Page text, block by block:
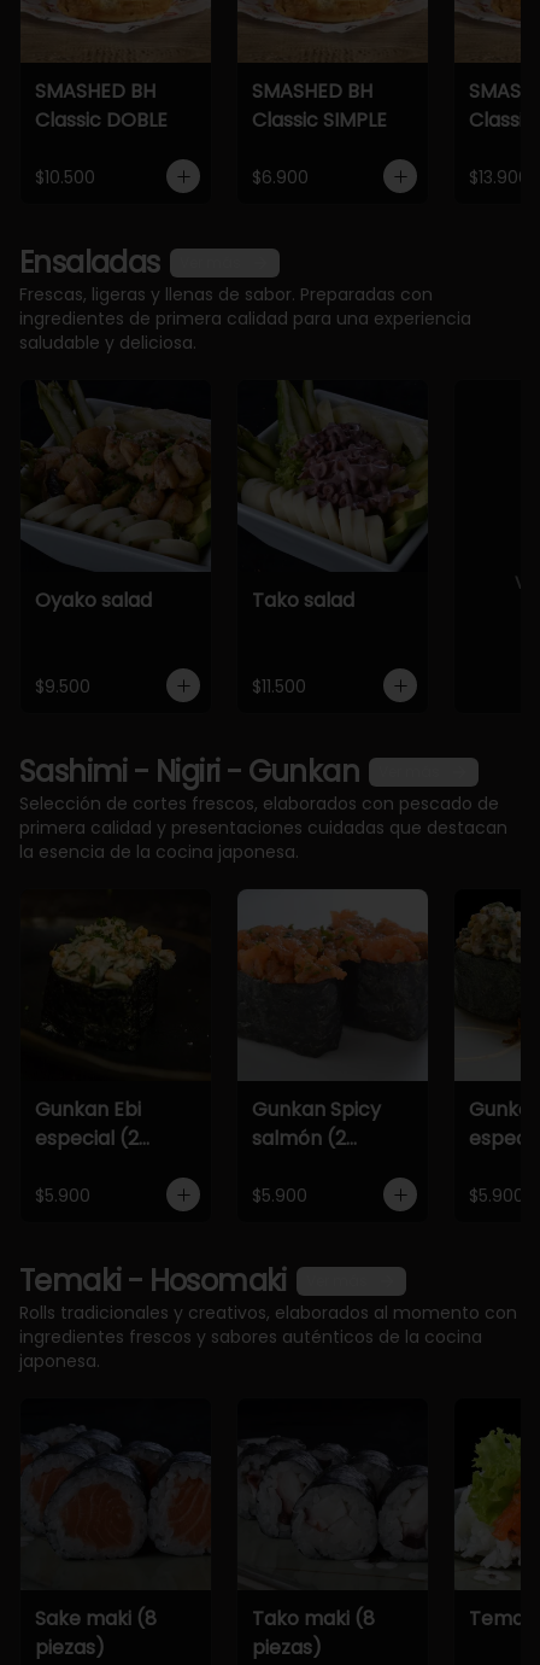
SMASHED BH
Classic DOBLE
$10.500
SMASHED BH
Classic SIMPLE
$6.900
Classic
$13.900
Ensaladas
Frescas, ligeras y llenas de sabor. Preparadas con
ingredientes de primera calidad para una experiencia
saludable y deliciosa.
Oyako salad
$9.500
Tako salad
$11.500
Sashimi - Nigiri - Gunkan
Selección de cortes frescos, elaborados con pescado de
primera calidad y presentaciones cuidadas que destacan
la esencia de la cocina japonesa.
Gunkan Ebi
especial (2
$5.900
Gunkan Spicy
salmón (2
$5.900 $5.900
Temaki - Hosomaki
Rolls tradicionales y creativos, elaborados al momento con
ingredientes frescos y sabores auténticos de la cocina
japonesa.
Sake maki (8
piezas)
Tako maki (8
piezas)